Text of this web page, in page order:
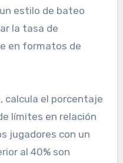
estilo de bateo
la tasa de
en formatos de
calcula el porcentaje
límites en relación
jugadores con un
al 40% son